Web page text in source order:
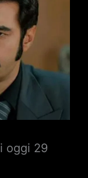
oggi 29